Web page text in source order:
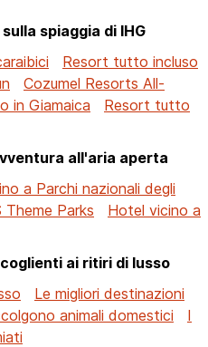
spiaggia di IHG
Resort tutto incluso
Cozumel Resorts All-
in Giamaica
Resort tutto
all'aria aperta
a Parchi nazionali degli
Parks
Hotel vicino a
ai ritiri di lusso
Le migliori destinazioni
animali domestici
I